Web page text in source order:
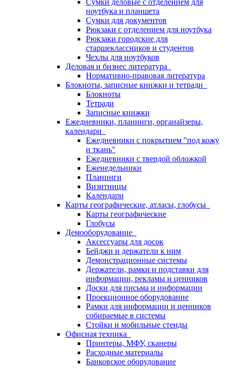
Сумки деловые с отделением для
ноутбука и планшета
Сумки для документов
Рюкзаки с отделением для ноутбука
Рюкзаки городские для
старшеклассников и студентов
Чехлы для ноутбуков
Деловая и бизнес литература
Нормативно-правовая литература
Блокноты, записные книжки и тетради
Блокноты
Тетради
Записные книжки
Ежедневники, планинги, органайзеры,
календари
Ежедневники с покрытием "под кожу
и ткань"
Ежедневники с твердой обложкой
Еженедельники
Планинги
Визитницы
Календари
Карты географические, атласы, глобусы
Карты географические
Глобусы
Демооборудование
Аксессуары для досок
Бейджи и держатели к ним
Демонстрационные системы
Держатели, рамки и подставки для
информации, рекламы и ценников
Доски для письма и информации
Проекционное оборудование
Рамки для информации и ценников
собираемые в системы
Стойки и мобильные стенды
Офисная техника
Принтеры, МФУ, сканеры
Расходные материалы
Банковское оборудование